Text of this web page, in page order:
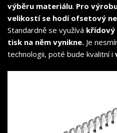
výběru materiálu. Pro
velikostí se hodí ofsetový
Standardně se využívá křídový
tisk na něm vynikne. Je
technologii, poté bude kvalitní i